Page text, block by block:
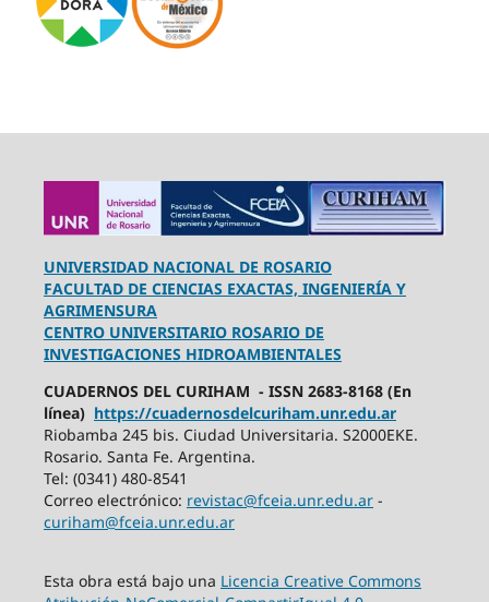
UNIVERSIDAD NACIONAL DE ROSARIO
FACULTAD DE CIENCIAS EXACTAS, INGENIERÍA Y
AGRIMENSURA
CENTRO UNIVERSITARIO ROSARIO DE
INVESTIGACIONES HIDROAMBIENTALES
CUADERNOS DEL CURIHAM - ISSN 2683-8168 (En
línea) https://cuadernosdelcuriham.unr.edu.ar
Riobamba 245 bis. Ciudad Universitaria. S2000EKE.
Rosario. Santa Fe. Argentina.
Tel: (0341) 480-8541
Correo electrónico: revistac@fceia.unr.edu.ar-
curiham@fceia.unr.edu.ar
Esta obra está bajo una Licencia Creative Commons